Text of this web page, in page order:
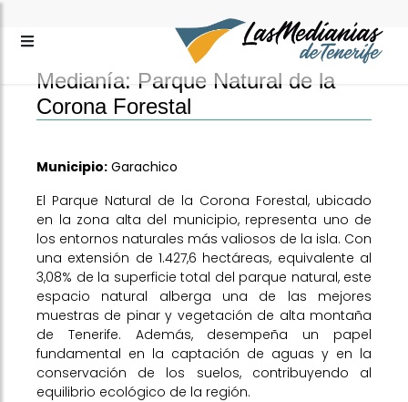
Medianía: Parque Natural de la
Corona Forestal
Municipio: Garachico
El Parque Natural de la Corona Forestal, ubicado
en la zona alta del municipio, representa uno de
los entornos naturales más valiosos de la isla. Con
una extensión de 1.427,6 hectáreas, equivalente al
3,08% de la superficie total del parque natural, este
espacio natural alberga una de las mejores
muestras de pinar y vegetación de alta montaña
de Tenerife. Además, desempeña un papel
fundamental en la captación de aguas y en la
conservación de los suelos, contribuyendo al
equilibrio ecológico de la región.